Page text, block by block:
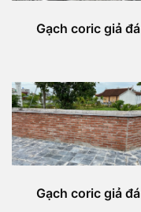
Gạch coric giả đá
Gạch coric giả đá